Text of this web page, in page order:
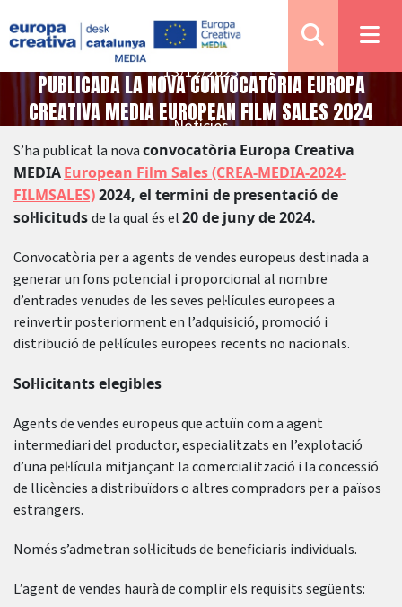
Notícies
PUBLICADA LA NOVA CONVOCATÒRIA EUROPA
CREATIVA MEDIA EUROPEAN FILM SALES 2024
13/12/2023
S’ha publicat la novaconvocatòria Europa Creativa
MEDIAEuropean Film Sales (CREA-MEDIA-2024-
FILMSALES)2024, el termini de presentació de
sol·licitudsde la qual és el20 de juny de 2024.
Convocatòria per a agents de vendes europeus destinada a
generar un fons potencial i proporcional al nombre
d’entrades venudes de les seves pel·lícules europees a
reinvertir posteriorment en l’adquisició, promoció i
distribució de pel·lícules europees recents no nacionals.
Sol·licitants elegibles
Agents de vendes europeus que actuïn com a agent
intermediari del productor, especialitzats en l’explotació
d’una pel·lícula mitjançant la comercialització i la concessió
de llicències a distribuïdors o altres compradors per a països
estrangers.
Només s’admetran sol·licituds de beneficiaris individuals.
L’agent de vendes haurà de complir els requisits següents: